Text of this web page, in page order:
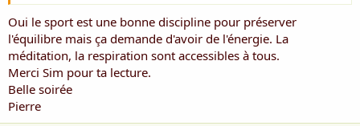
Oui le sport est une bonne discipline pour préserver
l'équilibre mais ça demande d'avoir de l'énergie. La
méditation, la respiration sont accessibles à tous.
Merci Sim pour ta lecture.
Belle soirée
Pierre